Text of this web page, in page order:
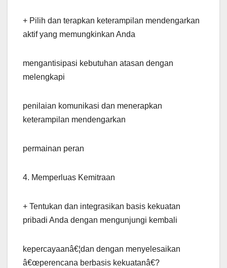
+ Pilih dan terapkan keterampilan mendengarkan
aktif yang memungkinkan Anda
mengantisipasi kebutuhan atasan dengan
melengkapi
penilaian komunikasi dan menerapkan
keterampilan mendengarkan
permainan peran
4. Memperluas Kemitraan
+ Tentukan dan integrasikan basis kekuatan
pribadi Anda dengan mengunjungi kembali
kepercayaanâ€¦dan dengan menyelesaikan
â€œperencana berbasis kekuatanâ€?